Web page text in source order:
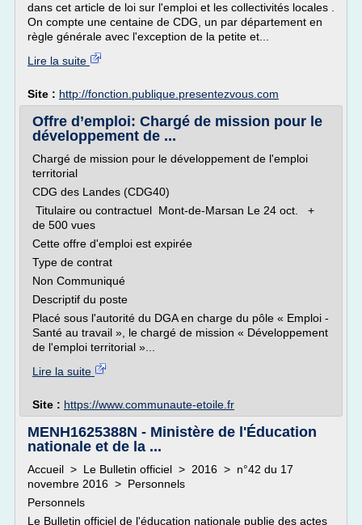
dans cet article de loi sur l'emploi et les collectivités locales .
On compte une centaine de CDG, un par département en
règle générale avec l'exception de la petite et...
Lire la suite
Site : http://fonction.publique.presentezvous.com
Offre d’emploi: Chargé de mission pour le
développement de ...
Chargé de mission pour le développement de l'emploi
territorial
CDG des Landes (CDG40)
Titulaire ou contractuel Mont-de-Marsan Le 24 oct. +
de 500 vues
Cette offre d'emploi est expirée
Type de contrat
Non Communiqué
Descriptif du poste
Placé sous l'autorité du DGA en charge du pôle « Emploi -
Santé au travail », le chargé de mission « Développement
de l'emploi territorial »...
Lire la suite
Site : https://www.communaute-etoile.fr
MENH1625388N - Ministère de l'Éducation
nationale et de la ...
Accueil > Le Bulletin officiel > 2016 > n°42 du 17
novembre 2016 > Personnels
Personnels
Le Bulletin officiel de l'éducation nationale publie des actes